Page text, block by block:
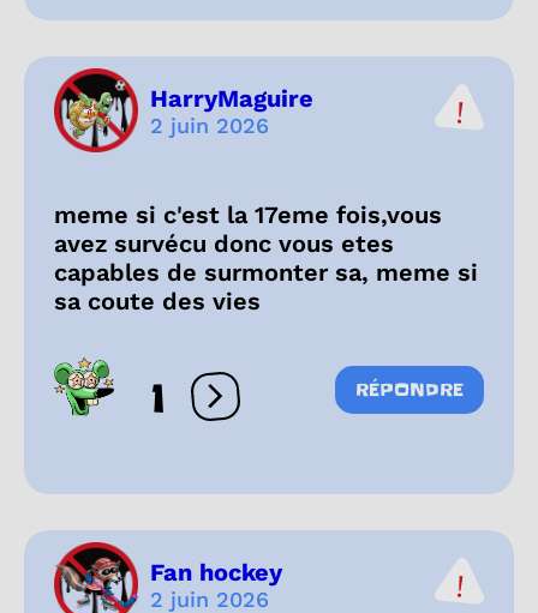
HarryMaguire
2 juin 2026
meme si c'est la 17eme fois,vous
avez survécu donc vous etes
capables de surmonter sa, meme si
sa coute des vies
1 Ouvrir les réactions
RÉPONDRE
Fan hockey
2 juin 2026